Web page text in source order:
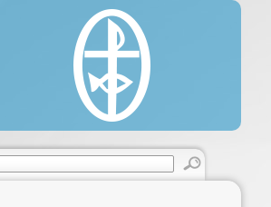
22/330 Said Al'as Street, Rimal.
8 2860146 / 2822595.
8 2866331.